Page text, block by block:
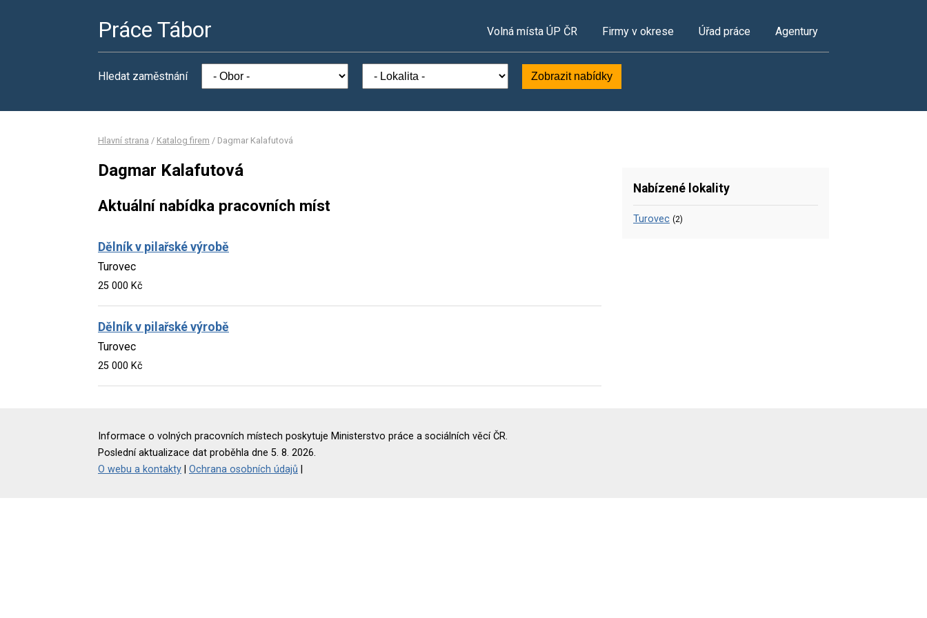
Práce Tábor Volná místa ÚP ČR Firmy v okrese Úřad práce Agentury
Hledat zaměstnání Zobrazit nabídky
Hlavní strana / Katalog firem / Dagmar Kalafutová
Dagmar Kalafutová
Aktuální nabídka pracovních míst
Dělník v pilařské výrobě
Turovec
25 000 Kč
Dělník v pilařské výrobě
Turovec
25 000 Kč
Nabízené lokality
Turovec (2)
Informace o volných pracovních místech poskytuje Ministerstvo práce a sociálních věcí ČR.
Poslední aktualizace dat proběhla dne 5. 8. 2026.
O webu a kontakty
Ochrana osobních údajů